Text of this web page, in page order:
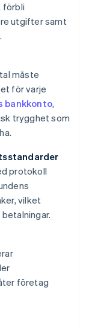
förbli
utgifter samt
måste
för varje
bankkonto,
trygghet som
protokoll
vilket
företag